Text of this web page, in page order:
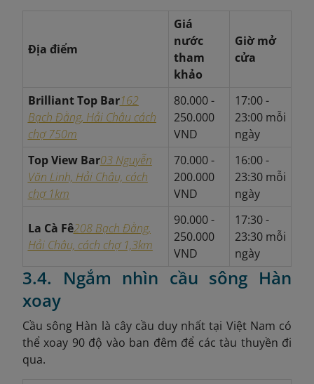
Địa điểm
Giá
nước
tham
khảo
Giờ mở
cửa
Brilliant Top Bar162
Bạch Đằng, Hải Châu cách
chợ 750m
80.000 -
250.000
VND
17:00 -
23:00 mỗi
ngày
Top View Bar03 Nguyễn
Văn Linh, Hải Châu, cách
chợ 1km
70.000 -
200.000
VND
16:00 -
23:30 mỗi
ngày
La Cà Fê208 Bạch Đằng,
Hải Châu, cách chợ 1,3km
90.000 -
250.000
VND
17:30 -
23:30 mỗi
ngày
3.4. Ngắm nhìn cầu sông Hàn
xoay
Cầu sông Hàn là cây cầu duy nhất tại Việt Nam có
thể xoay 90 độ vào ban đêm để các tàu thuyền đi
qua.